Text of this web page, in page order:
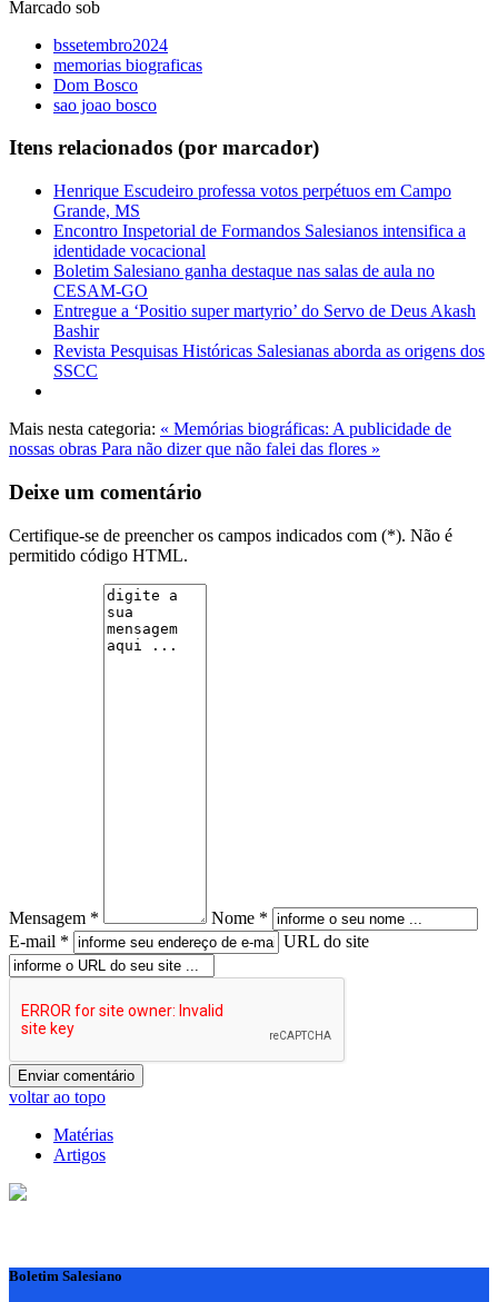
Marcado sob
bssetembro2024
memorias biograficas
Dom Bosco
sao joao bosco
Itens relacionados (por marcador)
Henrique Escudeiro professa votos perpétuos em Campo
Grande, MS
Encontro Inspetorial de Formandos Salesianos intensifica a
identidade vocacional
Boletim Salesiano ganha destaque nas salas de aula no
CESAM-GO
Entregue a ‘Positio super martyrio’ do Servo de Deus Akash
Bashir
Revista Pesquisas Históricas Salesianas aborda as origens dos
SSCC
Mais nesta categoria: « Memórias biográficas: A publicidade de
nossas obras Para não dizer que não falei das flores »
Deixe um comentário
Certifique-se de preencher os campos indicados com (*). Não é
permitido código HTML.
Mensagem *
Nome *
E-mail *
URL do site
voltar ao topo
Matérias
Artigos
Boletim Salesiano